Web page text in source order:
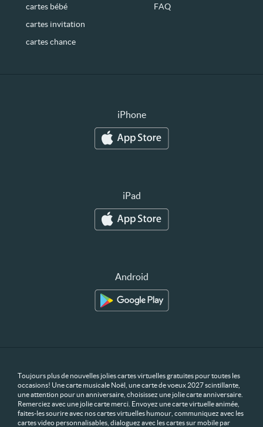
cartes bébé
cartes invitation
cartes chance
FAQ
iPhone
iPad
Android
Toujours plus de nouvelles jolies cartes virtuelles gratuites pour toutes les
occasions! Une carte musicale Noël, une carte de voeux 2027 scintillante,
une attention pour un anniversaire, choisissez une jolie carte anniversaire.
Remerciez avec une jolie carte merci. Envoyez une carte virtuelle animée,
faites-les sourire avec nos cartes virtuelles humour, communiquez avec les
cartes video personnalisables, dialoguez avec les cartes sur mobile par